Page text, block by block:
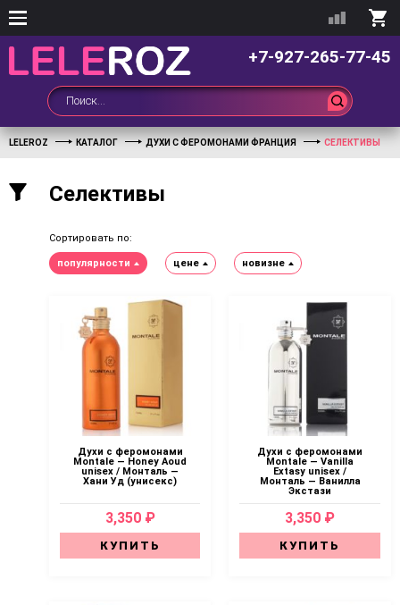
+7-927-265-77-45
LELEROZ КАТАЛОГ ДУХИ С ФЕРОМОНАМИ ФРАНЦИЯ СЕЛЕКТИВЫ
Селективы
Сортировать по:
популярности цене новизне
Духи с феромонами
Montale — Honey Aoud
unisex / Монталь —
Хани Уд (унисекс)
3,350 ₽
КУПИТЬ
Духи с феромонами
Montale — Vanilla
Extasy unisex /
Монталь — Ванилла
Экстази
3,350 ₽
КУПИТЬ